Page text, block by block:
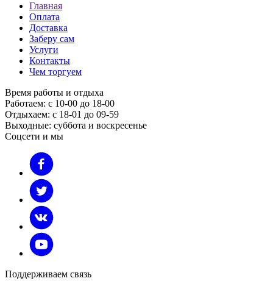
Главная
Оплата
Доставка
Заберу сам
Услуги
Контакты
Чем торгуем
Время работы и отдыха
Работаем: с 10-00 до 18-00
Отдыхаем: с 18-01 до 09-59
Выходные: суббота и воскресенье
Соцсети и мы
Поддерживаем связь